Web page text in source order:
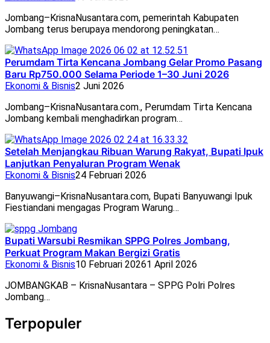
Jombang–KrisnaNusantara.com, pemerintah Kabupaten
Jombang terus berupaya mendorong peningkatan…
Perumdam Tirta Kencana Jombang Gelar Promo Pasang
Baru Rp750.000 Selama Periode 1–30 Juni 2026
Ekonomi & Bisnis2 Juni 2026
Jombang–KrisnaNusantara.com., Perumdam Tirta Kencana
Jombang kembali menghadirkan program…
Setelah Menjangkau Ribuan Warung Rakyat, Bupati Ipuk
Lanjutkan Penyaluran Program Wenak
Ekonomi & Bisnis24 Februari 2026
Banyuwangi–KrisnaNusantara.com, Bupati Banyuwangi Ipuk
Fiestiandani mengagas Program Warung…
Bupati Warsubi Resmikan SPPG Polres Jombang,
Perkuat Program Makan Bergizi Gratis
Ekonomi & Bisnis10 Februari 20261 April 2026
JOMBANGKAB – KrisnaNusantara – SPPG Polri Polres
Jombang…
Terpopuler